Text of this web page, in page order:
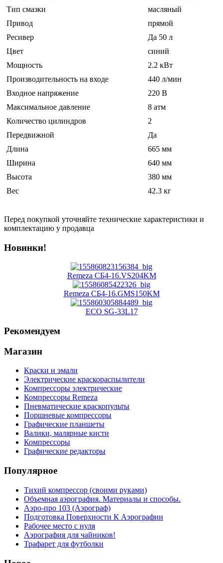
Тип смазки
масляный
Привод
прямой
Ресивер
Да 50 л
Цвет
синий
Мощность
2.2 кВт
Производительность на входе
440 л/мин
Входное напряжение
220 В
Максимальное давление
8 атм
Количество цилиндров
2
Передвижной
Да
Длина
665 мм
Ширина
640 мм
Высота
380 мм
Вес
42.3 кг
Перед покупкой уточняйте технические характеристики и
комплектацию у продавца
Новинки!
Remeza СБ4-16.VS204KМ
Remeza СБ4-16.GMS150KM
ECO SG-33L17
Рекомендуем
Магазин
Краски и эмали
Электрические краскораспылители
Компрессоры электрические
Компрессоры Remeza
Пневматические краскопульты
Поршневые компрессоры
Графические планшеты
Валики, малярные кисти
Компрессоры
Графические редакторы
Популярное
Тихий компрессор (своими руками)
Объемная аэрография. Материалы и способы.
Аэро-про 103 (Аэрограф)
Подготовка Поверхности К Аэрографии
Рабочее место с нуля
Аэрография для чайников!
Трафарет для футболки